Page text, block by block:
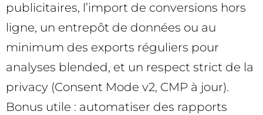
publicitaires, l’import de conversions hors
ligne, un entrepôt de données ou au
minimum des exports réguliers pour
analyses blended, et un respect strict de la
privacy (Consent Mode v2, CMP à jour).
Bonus utile : automatiser des rapports